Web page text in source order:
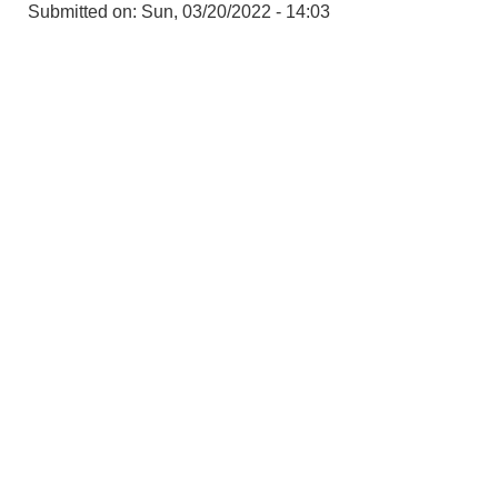
Submitted on: Sun, 03/20/2022 - 14:03